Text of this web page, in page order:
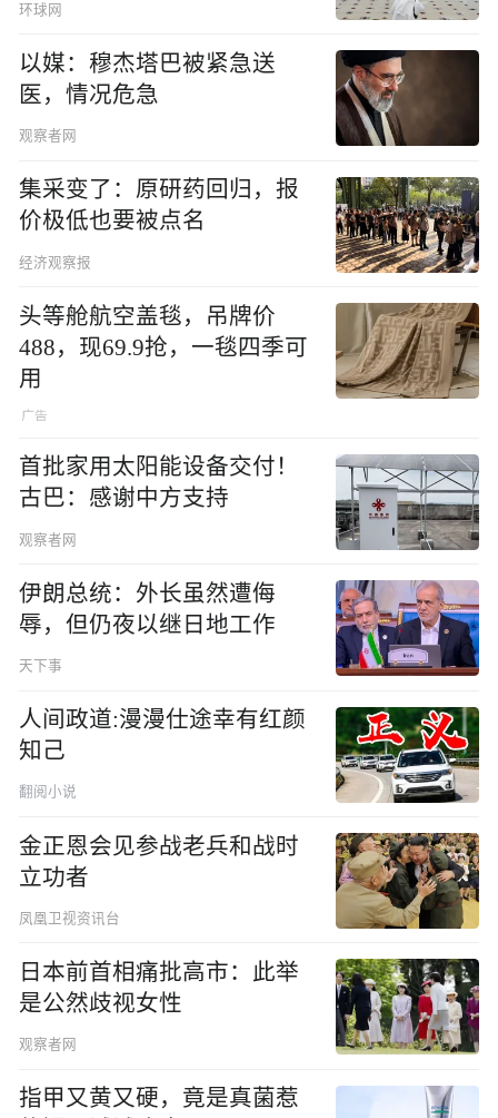
环球网
以媒：穆杰塔巴被紧急送
医，情况危急
观察者网
集采变了：原研药回归，报
价极低也要被点名
经济观察报
头等舱航空盖毯，吊牌价
488，现69.9抢，一毯四季可
用
首批家用太阳能设备交付！
古巴：感谢中方支持
观察者网
伊朗总统：外长虽然遭侮
辱，但仍夜以继日地工作
天下事
人间政道:漫漫仕途幸有红颜
知己
翻阅小说
金正恩会见参战老兵和战时
立功者
凤凰卫视资讯台
日本前首相痛批高市：此举
是公然歧视女性
观察者网
指甲又黄又硬，竟是真菌惹